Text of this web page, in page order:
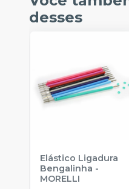
desses
Elástico Ligadura
Bengalinha -
MORELLI